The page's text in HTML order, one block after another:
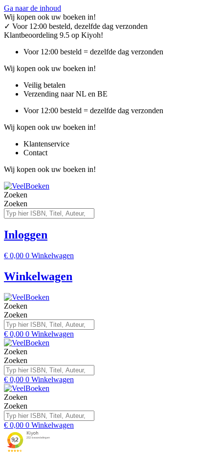
Ga naar de inhoud
Wij kopen ook uw boeken in!
✓ Voor 12:00 besteld, dezelfde dag verzonden
Klantbeoordeling 9.5 op Kiyoh!
Voor 12:00 besteld = dezelfde dag verzonden
Wij kopen ook uw boeken in!
Veilig betalen
Verzending naar NL en BE
Voor 12:00 besteld = dezelfde dag verzonden
Wij kopen ook uw boeken in!
Klantenservice
Contact
Wij kopen ook uw boeken in!
Zoeken
Zoeken
Inloggen
€ 0,00 0 Winkelwagen
Winkelwagen
Zoeken
Zoeken
€ 0,00 0 Winkelwagen
Zoeken
Zoeken
€ 0,00 0 Winkelwagen
Zoeken
Zoeken
€ 0,00 0 Winkelwagen